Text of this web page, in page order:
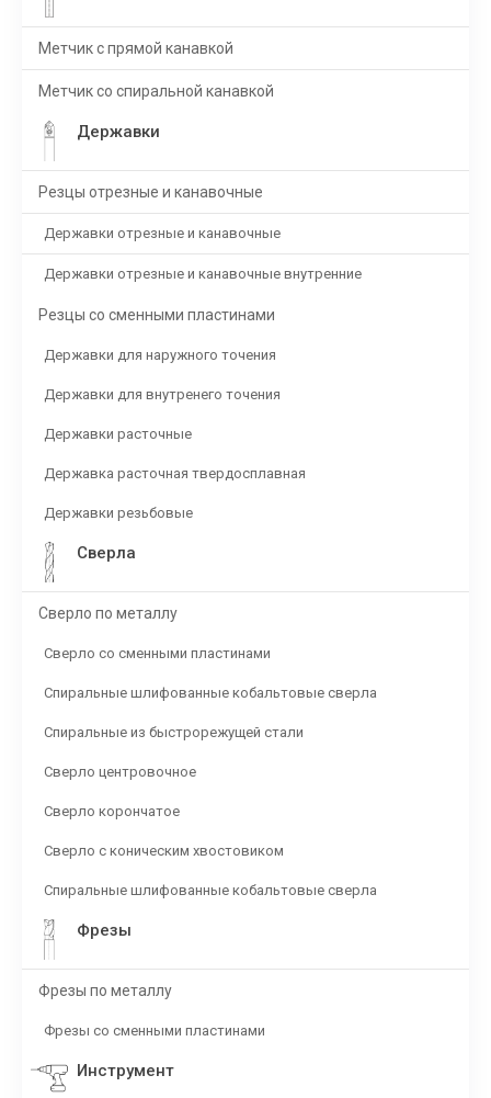
Метчик с прямой канавкой
Метчик со спиральной канавкой
Державки
Резцы отрезные и канавочные
Державки отрезные и канавочные
Державки отрезные и канавочные внутренние
Резцы со сменными пластинами
Державки для наружного точения
Державки для внутренего точения
Державки расточные
Державка расточная твердосплавная
Державки резьбовые
Сверла
Сверло по металлу
Сверло со сменными пластинами
Спиральные шлифованные кобальтовые сверла
Спиральные из быстрорежущей стали
Сверло центровочное
Сверло корончатое
Сверло с коническим хвостовиком
Спиральные шлифованные кобальтовые сверла
Фрезы
Фрезы по металлу
Фрезы со сменными пластинами
Инструмент